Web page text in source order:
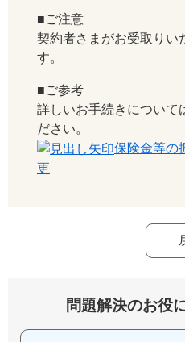
■ご注意
契約者さまがお受取りい
す。
■ご参考
詳しいお手続きについて
ださい。
保険金等の
更
問題解決のお役